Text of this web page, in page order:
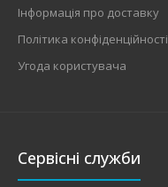
Інформація про доставку
Політика конфіденційності
Угода користувача
Сервісні служби